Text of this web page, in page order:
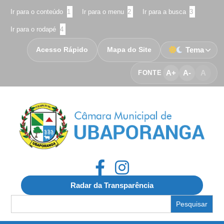
Ir para o conteúdo 1 Ir para o menu 2 Ir para a busca 3
Ir para o rodapé 4
FONTE A+ A- A
Acesso Rápido Mapa do Site Tema
Radar da Transparência
for: